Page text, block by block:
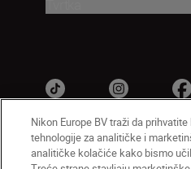
Nikon Europe BV traži da
tehnologije za analitičke i
analitičke kolačiće kako bismo